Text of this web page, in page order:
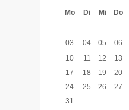
Mo Di Mi Do
03
04 05 06
10
11 12 13
17
18 19 20
24
25 26 27
31